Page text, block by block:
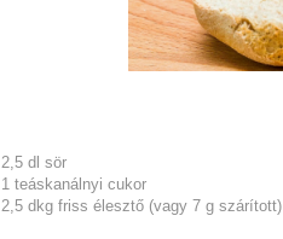
2,5 dl sör
1 teáskanálnyi cukor
2,5 dkg friss élesztő (vagy 7 g szárított)